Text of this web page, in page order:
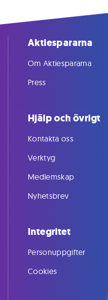
Aktiespararna
Om Aktiespararna
Press
Hjälp och övrigt
Kontakta oss
Verktyg
Medlemskap
Nyhetsbrev
Integritet
Personuppgifter
Cookies